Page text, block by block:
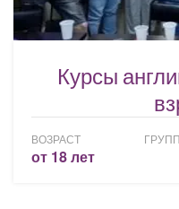
Курсы
ВОЗРАСТ
от 18 лет